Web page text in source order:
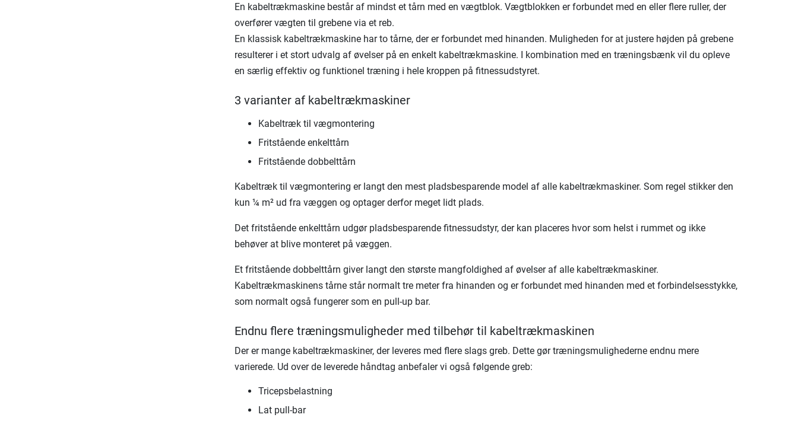
En kabeltrækmaskine består af mindst et tårn med en vægtblok. Vægtblokken er forbundet med en eller flere ruller, der
overfører vægten til grebene via et reb.
En klassisk kabeltrækmaskine har to tårne, der er forbundet med hinanden. Muligheden for at justere højden på grebene
resulterer i et stort udvalg af øvelser på en enkelt kabeltrækmaskine. I kombination med en træningsbænk vil du opleve
en særlig effektiv og funktionel træning i hele kroppen på fitnessudstyret.
3 varianter af kabeltrækmaskiner
Kabeltræk til vægmontering
Fritstående enkelttårn
Fritstående dobbelttårn
Kabeltræk til vægmontering er langt den mest pladsbesparende model af alle kabeltrækmaskiner. Som regel stikker den
kun ¼ m² ud fra væggen og optager derfor meget lidt plads.
Det fritstående enkelttårn udgør pladsbesparende fitnessudstyr, der kan placeres hvor som helst i rummet og ikke
behøver at blive monteret på væggen.
Et fritstående dobbelttårn giver langt den største mangfoldighed af øvelser af alle kabeltrækmaskiner.
Kabeltrækmaskinens tårne ​​står normalt tre meter fra hinanden og er forbundet med hinanden med et forbindelsesstykke,
som normalt også fungerer som en pull-up bar.
Endnu flere træningsmuligheder med tilbehør til kabeltrækmaskinen
Der er mange kabeltrækmaskiner, der leveres med flere slags greb. Dette gør træningsmulighederne endnu mere
varierede. Ud over de leverede håndtag anbefaler vi også følgende greb:
Tricepsbelastning
Lat pull-bar